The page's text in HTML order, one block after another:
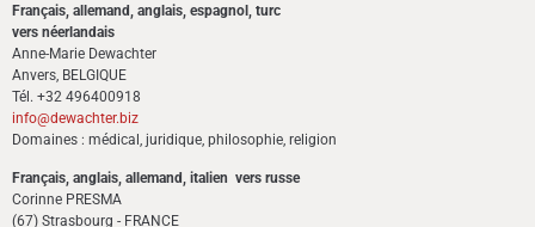
Français, allemand, anglais, espagnol, turc
vers néerlandais
Anne-Marie Dewachter
Anvers, BELGIQUE
Tél. +32 496400918
info@dewachter.biz
Domaines : médical, juridique, philosophie, religion
Français, anglais, allemand, italien vers russe
Corinne PRESMA
(67) Strasbourg - FRANCE